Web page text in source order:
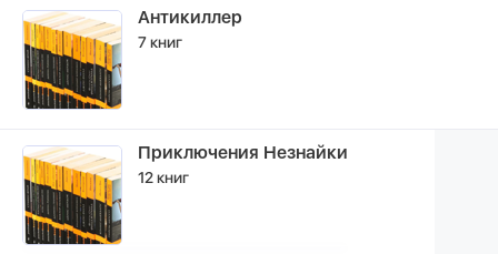
Антикиллер
7 книг
Приключения Незнайки
12 книг